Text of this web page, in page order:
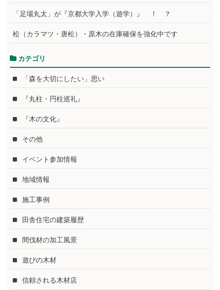
「足場丸太」が『京都大学入学（遊学）』 ！ ？
松（カラマツ・唐松）・原木の在庫確保を強化中です
カテゴリ
「森を大切にしたい」思い
『丸柱・円柱巡礼』
『木の文化』
その他
イベント参加情報
地域情報
施工事例
田舎住宅の建築履歴
間伐材の加工風景
遊びの木材
信頼される木材店